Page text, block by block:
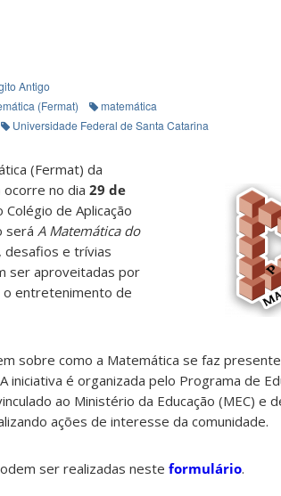
Antigo
(Fermat)
matemática
Universidade Federal de Santa Catarina
(Fermat) da
ocorre no dia 29 de
de Aplicação
será A Matemática do
e trívias
ser aproveitadas por
o entretenimento de
sobre como a Matemática se faz
iniciativa é organizada pelo Programa de
ao Ministério da Educação (MEC) e
ações de interesse da comunidade.
ser realizadas neste formulário.